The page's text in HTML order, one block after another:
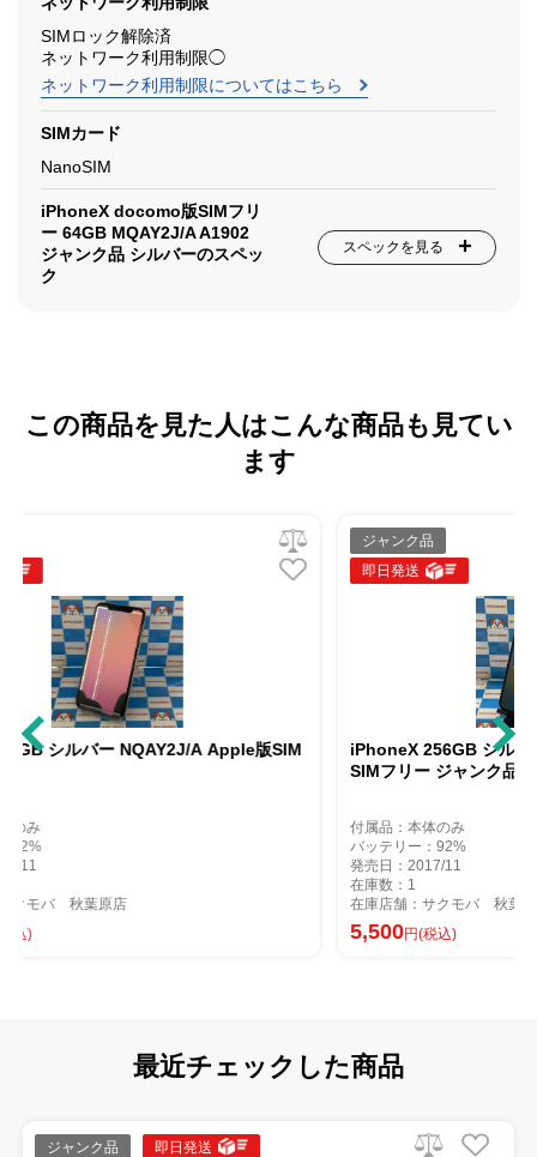
SIMロック解除済
ネットワーク利用制限◯
ネットワーク利用制限についてはこちら
SIMカード
NanoSIM
iPhoneX docomo版SIMフリ
ー 64GB MQAY2J/A A1902
ジャンク品 シルバーのスペッ
ク
スペックを見る
この商品を見た人はこんな商品も見てい
ます
Apple版SIM
iPhoneX 256GB シルバー NQC22J/A Apple版
在庫店舗：サクモバ 秋葉原店
最近チェックした商品
ジャンク品 即日発送